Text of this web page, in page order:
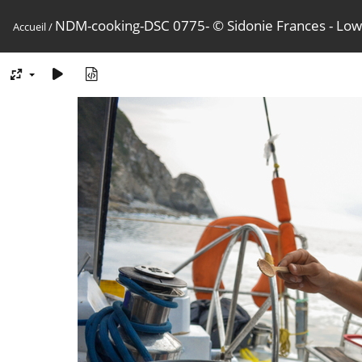
Accueil/ NDM-cooking-DSC 0775- © Sidonie Frances -